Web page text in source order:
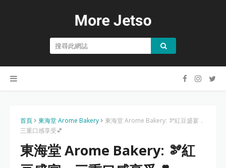
首頁 東海堂 Arome Bakery
東海堂 Arome Bakery: 🫘紅豆盛宴．
三重口感享受💕
東海堂 Arome Bakery: 🫘紅